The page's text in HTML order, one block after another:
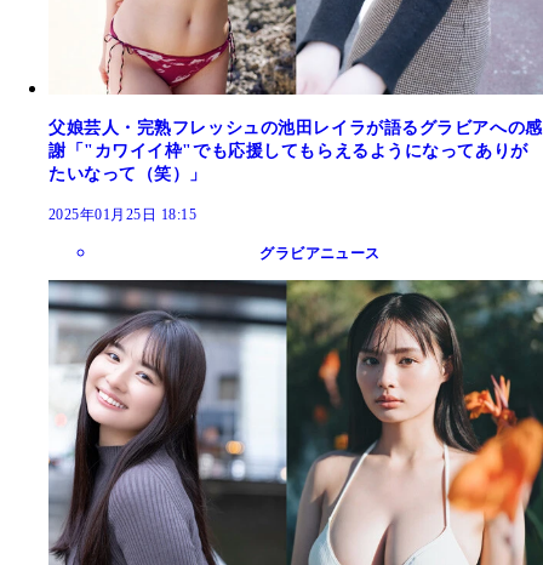
父娘芸人・完熟フレッシュの池田レイラが語るグラビアへの感
謝「"カワイイ枠"でも応援してもらえるようになってありが
たいなって（笑）」
2025年01月25日 18:15
グラビアニュース